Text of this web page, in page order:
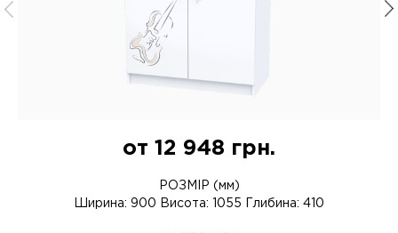
от 12 948 грн.
РОЗМІР (мм)
Ширина: 900 Висота: 1055 Глибина: 410